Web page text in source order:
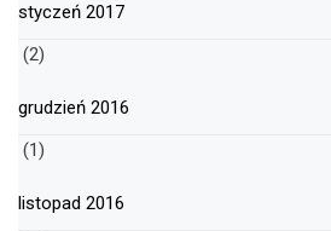
styczeń 2017
(2)
grudzień 2016
(1)
listopad 2016